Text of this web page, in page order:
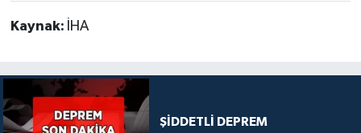
Kaynak: İHA
ŞİDDETLİ DEPREM